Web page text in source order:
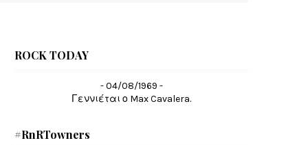
ROCK TODAY
- 04/08/1969 -
Γεννιέται ο Max Cavalera.
#RnRTowners